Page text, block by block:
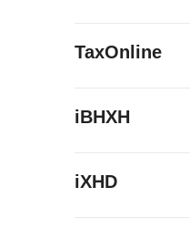
TaxOnline
iBHXH
iXHD